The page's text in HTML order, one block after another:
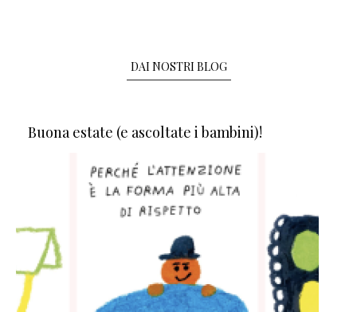
DAI NOSTRI BLOG
Buona estate (e ascoltate i bambini)!